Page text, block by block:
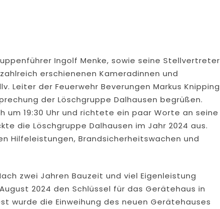
Ingolf Menke, sowie seine Stellvertreter
erschienenen Kameradinnen und
Leiter der Feuerwehr Beverungen Markus Knipping
der Löschgruppe Dalhausen begrüßen.
19:30 Uhr und richtete ein paar Worte an seine
die Löschgruppe Dalhausen im Jahr 2024 aus.
Hilfeleistungen, Brandsicherheitswachen und
zwei Jahren Bauzeit und viel Eigenleistung
2024 den Schlüssel für das Gerätehaus in
wurde die Einweihung des neuen Gerätehauses